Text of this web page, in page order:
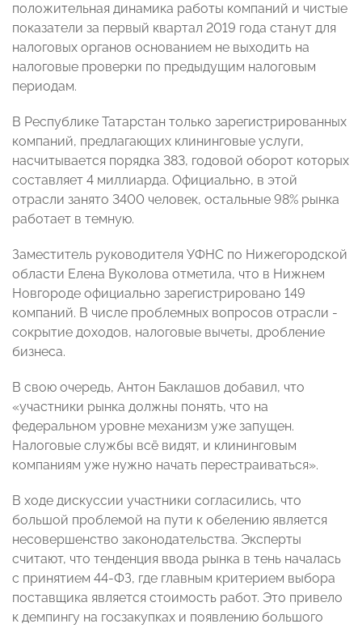
положительная динамика работы компаний и чистые
показатели за первый квартал 2019 года станут для
налоговых органов основанием не выходить на
налоговые проверки по предыдущим налоговым
периодам.
В Республике Татарстан только зарегистрированных
компаний, предлагающих клининговые услуги,
насчитывается порядка 383, годовой оборот которых
составляет 4 миллиарда. Официально, в этой
отрасли занято 3400 человек, остальные 98% рынка
работает в темную.
Заместитель руководителя УФНС по Нижегородской
области Елена Вуколова отметила, что в Нижнем
Новгороде официально зарегистрировано 149
компаний. В числе проблемных вопросов отрасли -
сокрытие доходов, налоговые вычеты, дробление
бизнеса.
В свою очередь, Антон Баклашов добавил, что
«участники рынка должны понять, что на
федеральном уровне механизм уже запущен.
Налоговые службы всё видят, и клининговым
компаниям уже нужно начать перестраиваться».
В ходе дискуссии участники согласились, что
большой проблемой на пути к обелению является
несовершенство законодательства. Эксперты
считают, что тенденция ввода рынка в тень началась
с принятием 44-ФЗ, где главным критерием выбора
поставщика является стоимость работ. Это привело
к демпингу на госзакупках и появлению большого